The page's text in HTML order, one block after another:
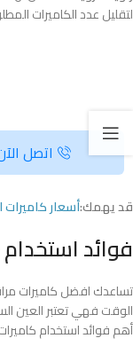
لتقليل عدد الكاميرات
اتصل
قد يهمك:أسعار
فوائد
الوقت فهي تعتبر العين
أهم فوائد استخدام